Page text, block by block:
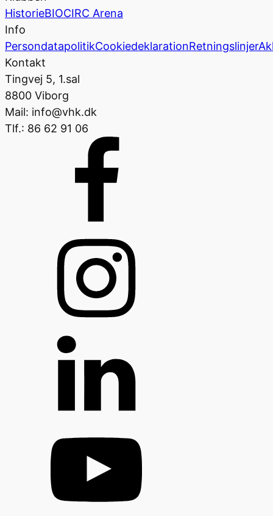
HistorieBIOCIRC Arena
Info
PersondatapolitikCookiedeklarationRetningslinjer
Kontakt
Tingvej 5, 1.sal
8800 Viborg
Mail: info@vhk.dk
Tlf.: 86 62 91 06